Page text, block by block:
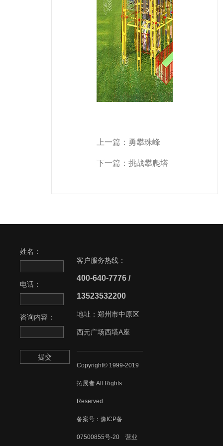
上一篇： 勇攀珠峰
下一篇： 挑战攀爬塔
姓名：
电话：
咨询内容：
提交
客户服务热线：
400-640-7776 /
13523532200
地址：郑州市中原区
西元广场西塔A座
Copyright© 1999-2019
拓展者 All Rights
Reserved
备案号：豫ICP备
07500855号-20 营业